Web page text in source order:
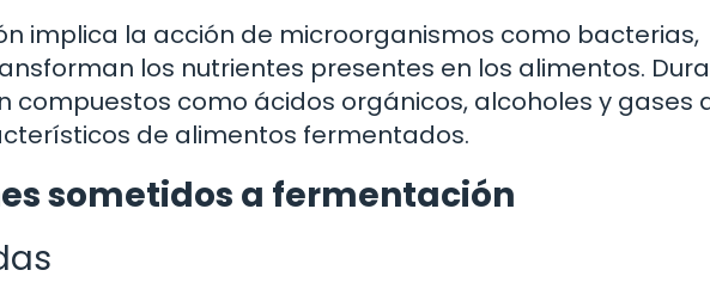
implica la acción de microorganismos como bacterias,
los nutrientes presentes en los alimentos.
compuestos como ácidos orgánicos, alcoholes y gases
de alimentos fermentados.
sometidos a fermentación